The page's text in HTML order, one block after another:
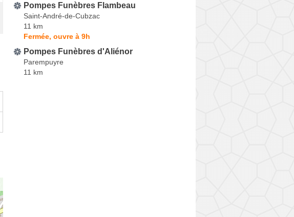
Pompes Funèbres Flambeau
Saint-André-de-Cubzac
11 km
Fermée, ouvre à 9h
Pompes Funèbres d'Aliénor
Parempuyre
11 km